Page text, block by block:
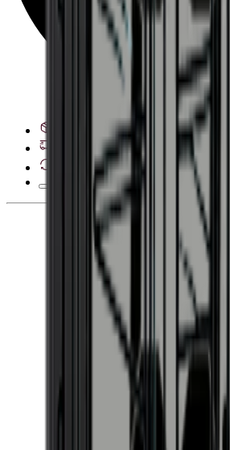
Ver opciones de entrega
Derecho de desistimiento de 28 días